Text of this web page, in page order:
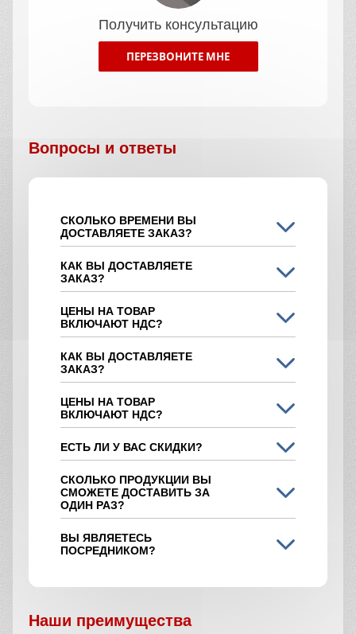
Получить консультацию
ПЕРЕЗВОНИТЕ МНЕ
Вопросы и ответы
СКОЛЬКО ВРЕМЕНИ ВЫ
ДОСТАВЛЯЕТЕ ЗАКАЗ?
КАК ВЫ ДОСТАВЛЯЕТЕ
ЗАКАЗ?
ЦЕНЫ НА ТОВАР
ВКЛЮЧАЮТ НДС?
КАК ВЫ ДОСТАВЛЯЕТЕ
ЗАКАЗ?
ЦЕНЫ НА ТОВАР
ВКЛЮЧАЮТ НДС?
ЕСТЬ ЛИ У ВАС СКИДКИ?
СКОЛЬКО ПРОДУКЦИИ ВЫ
СМОЖЕТЕ ДОСТАВИТЬ ЗА
ОДИН РАЗ?
ВЫ ЯВЛЯЕТЕСЬ
ПОСРЕДНИКОМ?
Наши преимущества